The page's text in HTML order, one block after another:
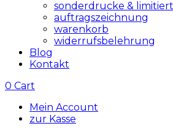
sonderdrucke &
auftragszeichnung
warenkorb
widerrufsbelehrung
Blog
Kontakt
0 Cart
Mein Account
zur Kasse